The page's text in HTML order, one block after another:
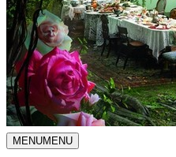
MENUMENU